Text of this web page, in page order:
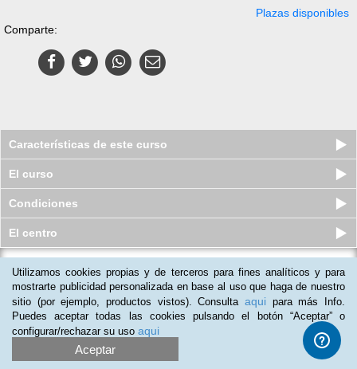
Plazas disponibles
Comparte:
Características de este curso
El curso
Condiciones
El centro
Maestria en línea (Online) en
Dirección de Personas
Plazas agotadas
$37,870 mxn $1,799mxn
Utilizamos cookies propias y de terceros para fines analíticos y para
mostrarte publicidad personalizada en base al uso que haga de nuestro
sitio (por ejemplo, productos vistos). Consulta aqui para más Info.
Puedes aceptar todas las cookies pulsando el botón “Aceptar” o
configurar/rechazar su uso aqui
Aceptar